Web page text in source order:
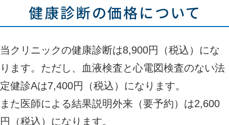
健康診断の価格について
当クリニックの健康診断は8,900円（税込）にな
ります。ただし、血液検査と心電図検査のない法
定健診Aは7,400円（税込）になります。
また医師による結果説明外来（要予約）は2,600
円（税込）になります。